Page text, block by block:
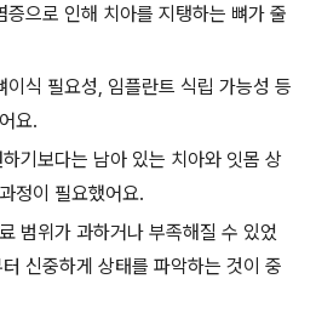
으로 인해 치아를 지탱하는 뼈가 줄
식 필요성, 임플란트 식립 가능성 등
요.
기보다는 남아 있는 치아와 잇몸 상
정이 필요했어요.
범위가 과하거나 부족해질 수 있었
신중하게 상태를 파악하는 것이 중